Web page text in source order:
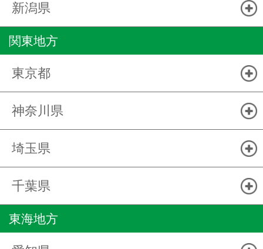
新潟県
関東地方
東京都
神奈川県
埼玉県
千葉県
東海地方